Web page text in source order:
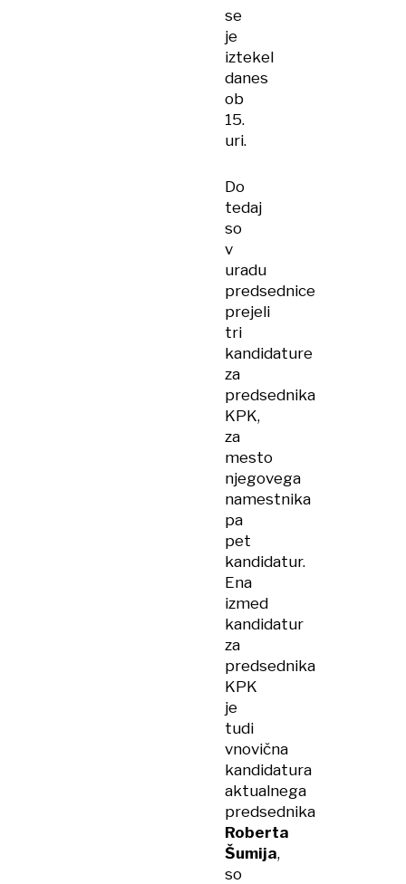
se
je
iztekel
danes
ob
15.
uri.
Do
tedaj
so
v
uradu
predsednice
prejeli
tri
kandidature
za
predsednika
KPK,
za
mesto
njegovega
namestnika
pa
pet
kandidatur.
Ena
izmed
kandidatur
za
predsednika
KPK
je
tudi
vnovična
kandidatura
aktualnega
predsednika
Roberta
Šumija,
so